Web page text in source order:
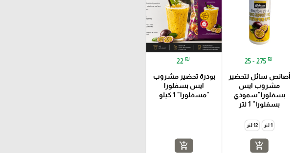
25 - 275 ₪
أصانص سائل لتحضير
مشروب ايس
بسفلورا"سموذي
بسفلورا" 1 لتر
1 لتر 12 لتر
add_shopping_cart
22 ₪
بودرة تحضير مشروب
ايس بسفلورا
"مسفلورا" 1 كيلو
add_shopping_cart